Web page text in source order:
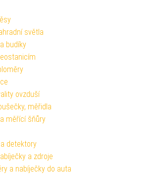
světla
budíky
ovzduší
měřidla
měřící šňůry
detektory
a zdroje
a nabíječky do auta